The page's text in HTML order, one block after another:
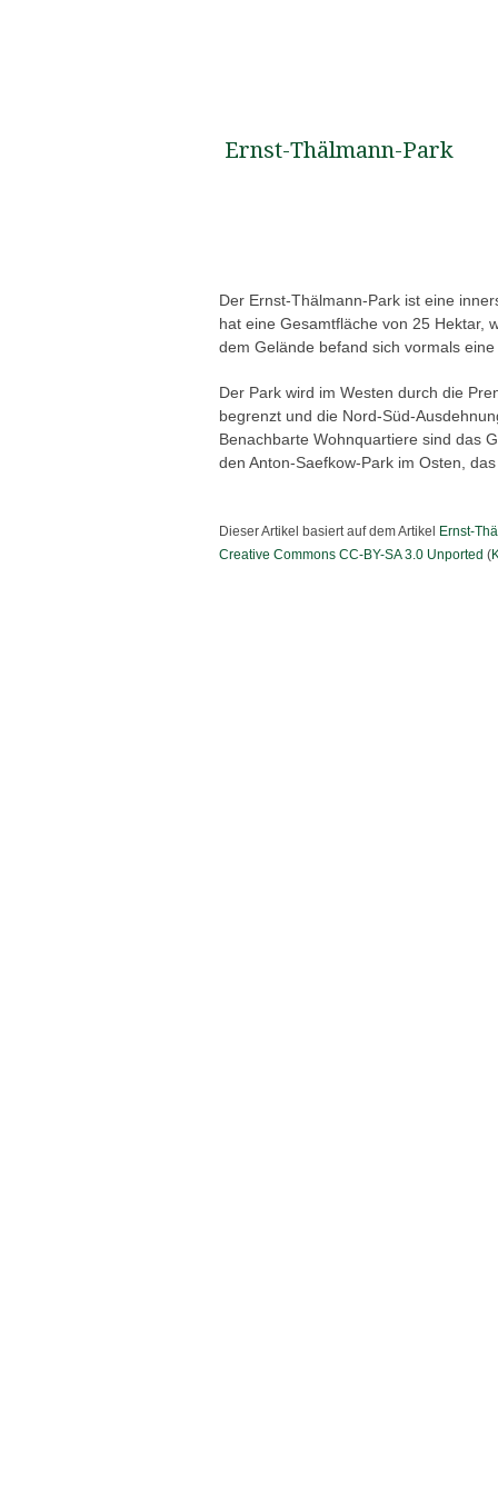
Ernst-Thälmann-Park
Der Ernst-Thälmann-Park ist eine
hat eine Gesamtfläche von 25 Hektar,
dem Gelände befand sich vormals eine
Der Park wird im Westen durch die
begrenzt und die Nord-Süd-
Benachbarte Wohnquartiere sind das
den Anton-Saefkow-Park im Osten,
Dieser Artikel basiert auf dem Artikel Ernst-
Creative Commons CC-BY-SA 3.0 Unported (